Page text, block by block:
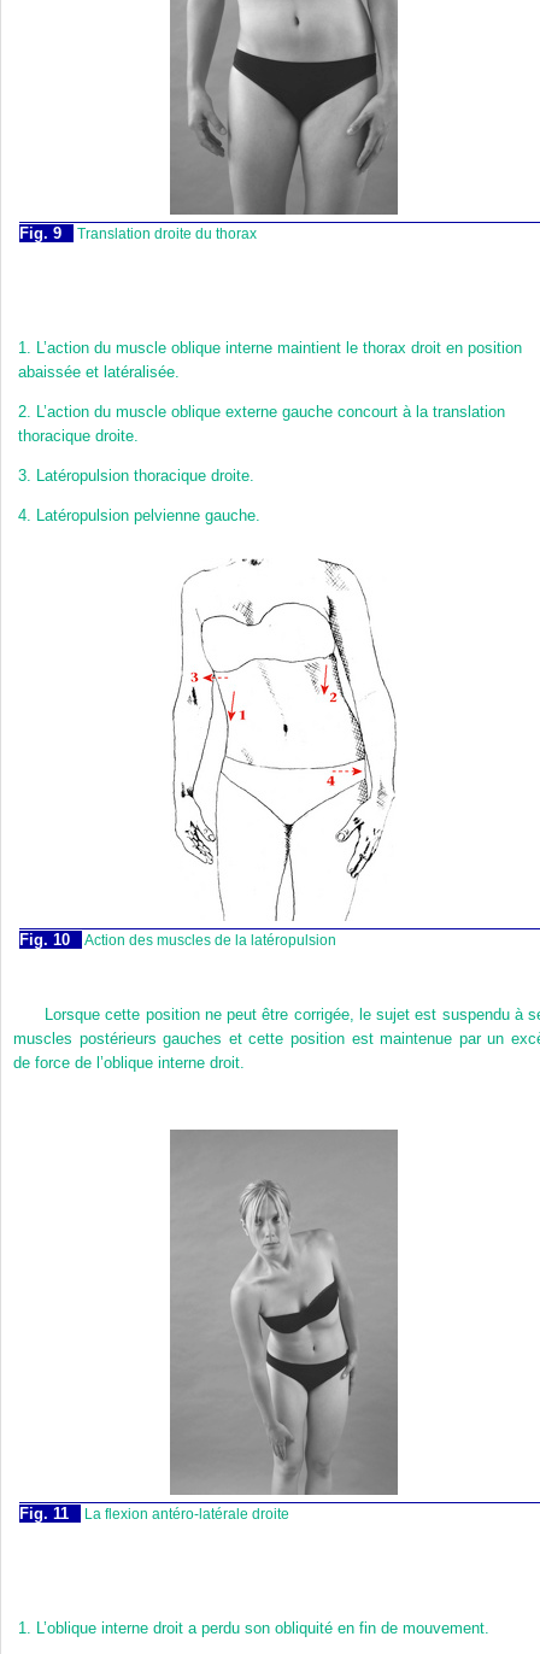
Fig. 9 Translation droite du thorax
1. L’action du muscle oblique interne maintient le thorax droit en position
abaissée et latéralisée.
2. L’action du muscle oblique externe gauche concourt à la translation
thoracique droite.
3. Latéropulsion thoracique droite.
4. Latéropulsion pelvienne gauche.
Fig. 10 Action des muscles de la latéropulsion
Lorsque cette position ne peut être corrigée, le sujet est suspendu à
muscles postérieurs gauches et cette position est maintenue par un
de force de l’oblique interne droit.
Fig. 11 La flexion antéro-latérale droite
1. L’oblique interne droit a perdu son obliquité en fin de mouvement.